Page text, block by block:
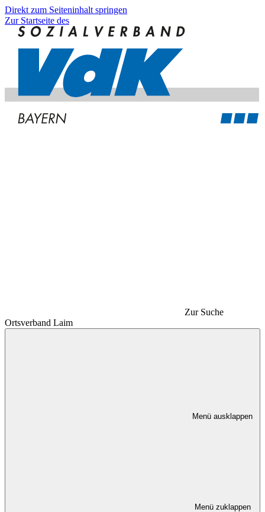
Direkt zum Seiteninhalt springen
Zur Startseite des
Zur Suche
Ortsverband Laim
Menü ausklappen
Menü zuklappen